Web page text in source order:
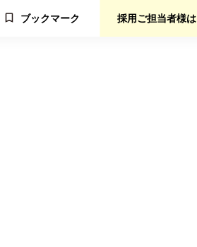
ブックマーク 採用ご担当者様